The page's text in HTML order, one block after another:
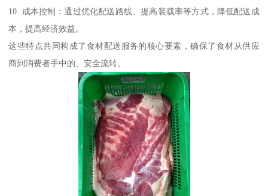
10. 成本控制：通过优化配送路线、提高装载率等方式，降低配送成
本，提高经济效益。
这些特点共同构成了食材配送服务的核心要素，确保了食材从供应
商到消费者手中的、安全流转。